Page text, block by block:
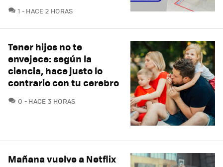
1 COMENTARIOS
HACE 2 HORAS
Tener hijos no te
envejece: según la
ciencia, hace justo lo
contrario con tu cerebro
0 COMENTARIOS
HACE 3 HORAS
Mañana vuelve a Netflix